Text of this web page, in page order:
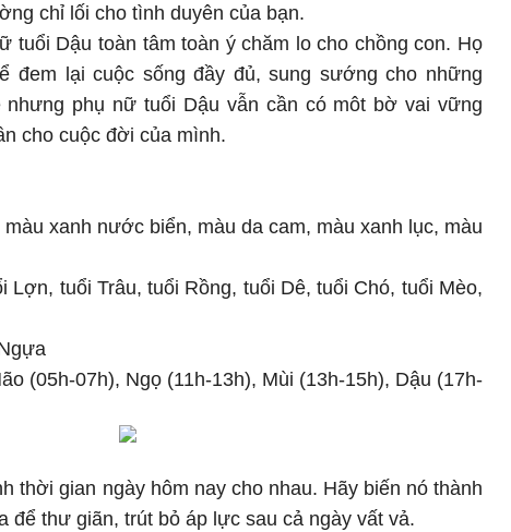
chỉ lối cho tình duyên của bạn.
tuổi Dậu toàn tâm toàn ý chăm lo cho chồng con. Họ
đem lại cuộc sống đầy đủ, sung sướng cho những
phụ nữ tuổi Dậu vẫn cần có môt bờ vai vững
cho cuộc đời của mình.
xanh nước biển, màu da cam, màu xanh lục, màu
Lợn, tuổi Trâu, tuổi Rồng, tuổi Dê, tuổi Chó, tuổi Mèo,
(05h-07h), Ngọ (11h-13h), Mùi (13h-15h), Dậu (17h-
thời gian ngày hôm nay cho nhau. Hãy biến nó thành
để thư giãn, trút bỏ áp lực sau cả ngày vất vả.